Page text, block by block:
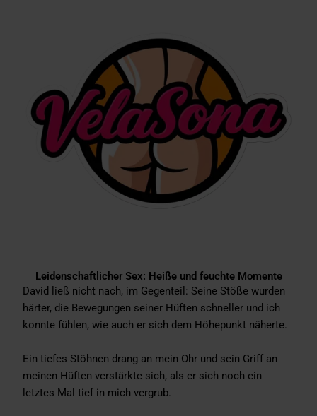
Leidenschaftlicher Sex: Heiße und feuchte Momente
David ließ nicht nach, im Gegenteil: Seine Stöße wurden
härter, die Bewegungen seiner Hüften schneller und ich
konnte fühlen, wie auch er sich dem Höhepunkt näherte.
Ein tiefes Stöhnen drang an mein Ohr und sein Griff an
meinen Hüften verstärkte sich, als er sich noch ein
letztes Mal tief in mich vergrub.